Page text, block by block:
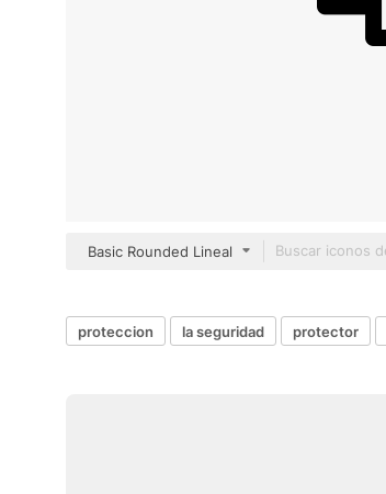
Basic Rounded Lineal
proteccion la seguridad protector